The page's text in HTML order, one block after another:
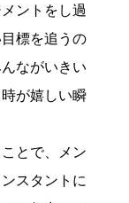
ントをし過
標を追うの
ながいきい
が嬉しい瞬
とで、メン
スタントに